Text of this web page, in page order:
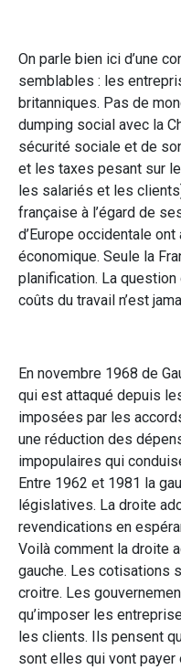
On parle bien ici d’une
semblables : les
britanniques. Pas de
dumping social avec la
sécurité sociale et de
et les taxes pesant sur
les salariés et les
française à l’égard de
d’Europe occidentale
économique. Seule la
planification. La
coûts du travail n’est
En novembre 1968 de
qui est attaqué depuis
imposées par les
une réduction des
impopulaires qui
Entre 1962 et 1981 la
législatives. La droite
revendications en
Voilà comment la droite
gauche. Les cotisations
croitre. Les
qu’imposer les
les clients. Ils pensent
sont elles qui vont payer